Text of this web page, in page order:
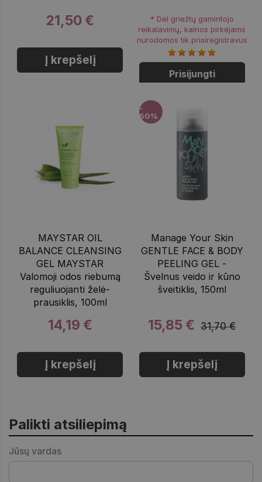
21,50 €
Į krepšelį
* Dėl griežtų gamintojo
reikalavimų, kainos pirkėjams
nurodomos tik prisiregistravus
Prisijungti
MAYSTAR OIL
BALANCE CLEANSING
GEL MAYSTAR
Valomoji odos riebumą
reguliuojanti želė-
prausiklis, 100ml
14,19 €
Į krepšelį
Manage Your Skin
GENTLE FACE & BODY
PEELING GEL -
Švelnus veido ir kūno
šveitiklis, 150ml
15,85 € 31,70 €
Į krepšelį
-
50%
Palikti atsiliepimą
Jūsų vardas